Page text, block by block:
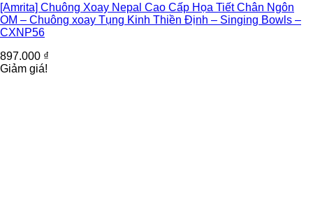
[Amrita] Chuông Xoay Nepal Cao Cấp Họa Tiết Chân Ngôn
OM – Chuông xoay Tụng Kinh Thiền Định – Singing Bowls –
CXNP56
897.000 ₫
Giảm giá!